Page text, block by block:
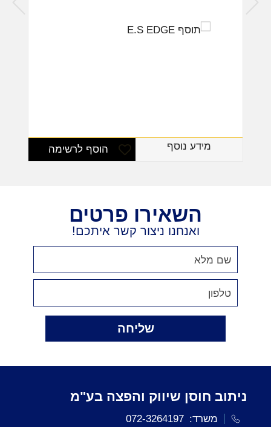
מידע נוסף הוסף לרשימה
השאירו פרטים
ואנחנו ניצור קשר איתכם!
שליחה
ניתוב חוסן שיווק והפצה בע"מ
משרד: 072-3264197